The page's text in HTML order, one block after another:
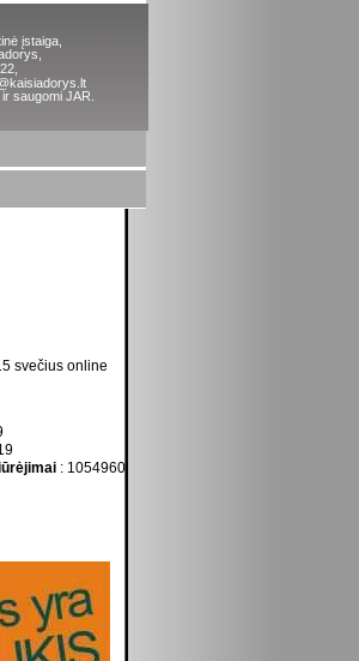
įstaiga,
saugomi JAR
svečius online
: 1054960